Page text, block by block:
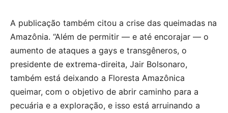
A publicação também citou a crise das queimadas na
Amazônia. “Além de permitir — e até encorajar — o
aumento de ataques a gays e transgêneros, o
presidente de extrema-direita, Jair Bolsonaro,
também está deixando a Floresta Amazônica
queimar, com o objetivo de abrir caminho para a
pecuária e a exploração, e isso está arruinando a